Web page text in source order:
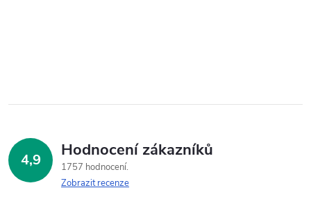
4,9 Hodnocení zákazníků
1757 hodnocení
Zobrazit recenze